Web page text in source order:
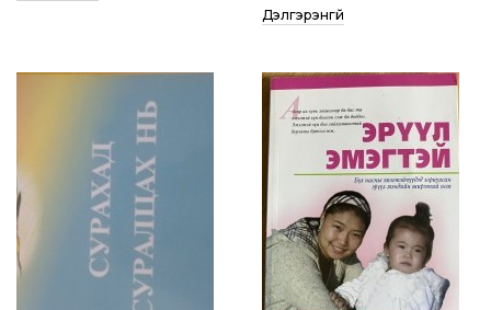
Дэлгэрэнгүй